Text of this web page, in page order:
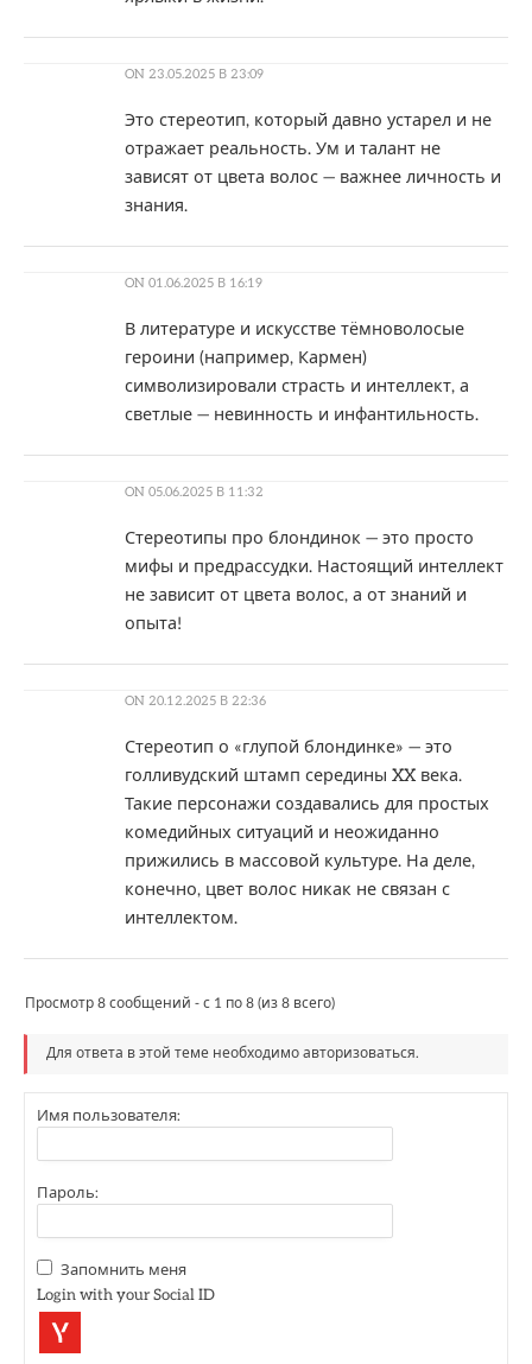
ON 23.05.2025 В 23:09
Это стереотип, который давно устарел и не
отражает реальность. Ум и талант не
зависят от цвета волос — важнее личность и
знания.
ON 01.06.2025 В 16:19
В литературе и искусстве тёмноволосые
героини (например, Кармен)
символизировали страсть и интеллект, а
светлые — невинность и инфантильность.
ON 05.06.2025 В 11:32
Стереотипы про блондинок — это просто
мифы и предрассудки. Настоящий интеллект
не зависит от цвета волос, а от знаний и
опыта!
ON 20.12.2025 В 22:36
Стереотип о «глупой блондинке» — это
голливудский штамп середины XX века.
Такие персонажи создавались для простых
комедийных ситуаций и неожиданно
прижились в массовой культуре. На деле,
конечно, цвет волос никак не связан с
интеллектом.
Просмотр 8 сообщений - с 1 по 8 (из 8 всего)
Для ответа в этой теме необходимо авторизоваться.
Имя пользователя:
Пароль:
Запомнить меня
Login with your Social ID